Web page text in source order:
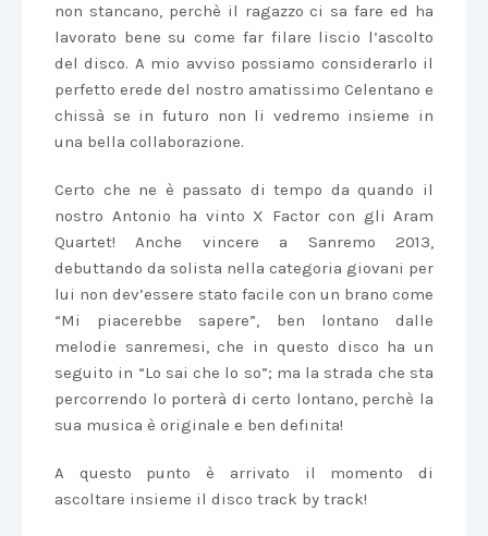
non stancano, perchè il ragazzo ci sa fare ed ha
lavorato bene su come far filare liscio l’ascolto
del disco. A mio avviso possiamo considerarlo il
perfetto erede del nostro amatissimo Celentano e
chissà se in futuro non li vedremo insieme in
una bella collaborazione.
Certo che ne è passato di tempo da quando il
nostro Antonio ha vinto X Factor con gli Aram
Quartet! Anche vincere a Sanremo 2013,
debuttando da solista nella categoria giovani per
lui non dev’essere stato facile con un brano come
“Mi piacerebbe sapere”, ben lontano dalle
melodie sanremesi, che in questo disco ha un
seguito in “Lo sai che lo so”; ma la strada che sta
percorrendo lo porterà di certo lontano, perchè la
sua musica è originale e ben definita!
A questo punto è arrivato il momento di
ascoltare insieme il disco track by track!